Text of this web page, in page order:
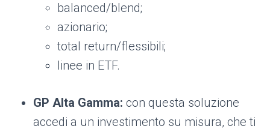
balanced/blend;
azionario;
total return/flessibili;
linee in ETF.
GP Alta Gamma: con questa soluzione
accedi a un investimento su misura, che ti